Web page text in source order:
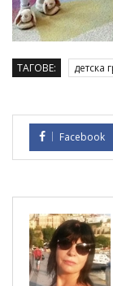
ТАГОВЕ: детска
Facebook